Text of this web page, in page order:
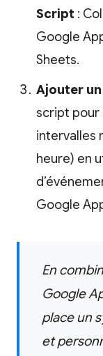
Script :
Google
Sheets.
Ajouter
script pour
intervalles
heure) en
Google
En
Google
place un
et